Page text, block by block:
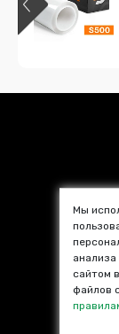
Мы
сайтом
файлов